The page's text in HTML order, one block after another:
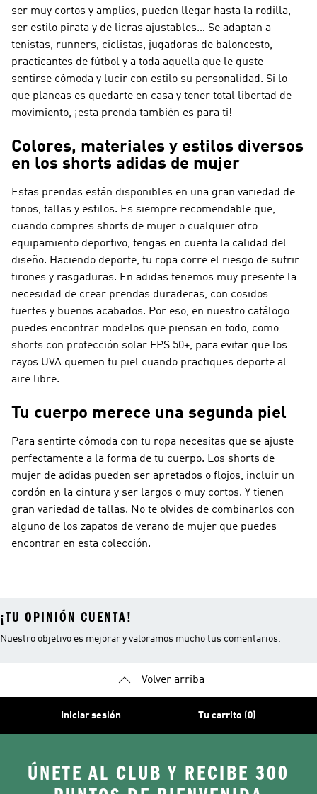
ser muy cortos y amplios, pueden llegar hasta la rodilla,
ser estilo pirata y de licras ajustables… Se adaptan a
tenistas, runners, ciclistas, jugadoras de baloncesto,
practicantes de fútbol y a toda aquella que le guste
sentirse cómoda y lucir con estilo su personalidad. Si lo
que planeas es quedarte en casa y tener total libertad de
movimiento, ¡esta prenda también es para ti!
Colores, materiales y estilos diversos
en los shorts adidas de mujer
Estas prendas están disponibles en una gran variedad de
tonos, tallas y estilos. Es siempre recomendable que,
cuando compres shorts de mujer o cualquier otro
equipamiento deportivo, tengas en cuenta la calidad del
diseño. Haciendo deporte, tu ropa corre el riesgo de sufrir
tirones y rasgaduras. En adidas tenemos muy presente la
necesidad de crear prendas duraderas, con cosidos
fuertes y buenos acabados. Por eso, en nuestro catálogo
puedes encontrar modelos que piensan en todo, como
shorts con protección solar FPS 50+, para evitar que los
rayos UVA quemen tu piel cuando practiques deporte al
aire libre.
Tu cuerpo merece una segunda piel
Para sentirte cómoda con tu ropa necesitas que se ajuste
perfectamente a la forma de tu cuerpo. Los shorts de
mujer de adidas pueden ser apretados o flojos, incluir un
cordón en la cintura y ser largos o muy cortos. Y tienen
gran variedad de tallas. No te olvides de combinarlos con
alguno de los zapatos de verano de mujer que puedes
encontrar en esta colección.
¡TU OPINIÓN CUENTA!
Nuestro objetivo es mejorar y valoramos mucho tus comentarios.
Volver arriba
Iniciar sesión Tu carrito (0)
ÚNETE AL CLUB Y RECIBE 300